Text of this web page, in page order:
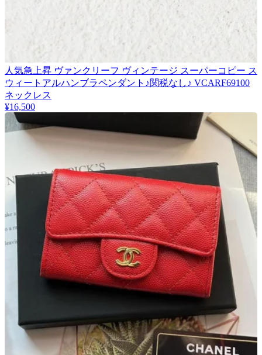
人気急上昇 ヴァンクリーフ ヴィンテージ スーパーコピー ス
ウィートアルハンブラペンダント♪関税なし♪ VCARF69100
ネックレス
¥16,500